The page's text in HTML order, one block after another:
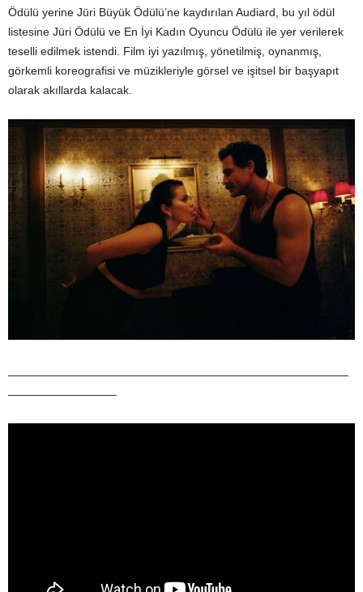
Ödülü yerine Jüri Büyük Ödülü’ne kaydırılan Audiard, bu yıl ödül
listesine Jüri Ödülü ve En İyi Kadın Oyuncu Ödülü ile yer verilerek
teselli edilmek istendi. Film iyi yazılmış, yönetilmiş, oynanmış,
görkemli koreografisi ve müzikleriyle görsel ve işitsel bir başyapıt
olarak akıllarda kalacak.
——————————————————————————————
—————————–